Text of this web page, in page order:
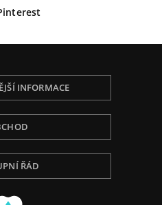
INFORMACE
ŘÁD
Vám poskytli tu
přizpůsobili
návštěvnost a ukázali